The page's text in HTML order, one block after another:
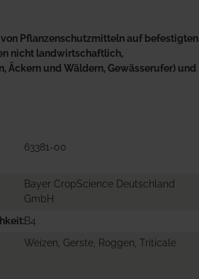
von Pflanzenschutzmitteln auf befestigten
nicht landwirtschaftlich,
Äckern und Wäldern, Gewässerufer) und
63381-00
Bayer CropScience Deutschland
GmbH
B4
Weizen, Gerste, Roggen, Triticale